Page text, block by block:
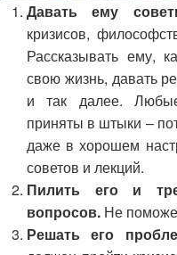
Давать ему
кризисов,
Рассказывать ему,
свою жизнь, давать
и так далее.
приняты в штыки –
даже в хорошем
советов и лекций.
Пилить его и
вопросов. Не
Решать его